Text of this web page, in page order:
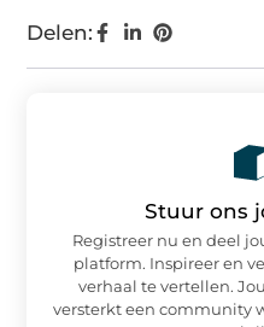
Delen:
Stuur ons
Registreer nu en deel
platform. Inspireer en
verhaal te vertellen.
versterkt een community